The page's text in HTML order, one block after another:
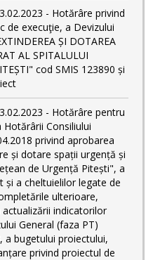
- Hotărâre privind
de execuţie, a Devizului
ȘI DOTAREA
AL SPITALULUI
cod SMIS 123890 și
- Hotărâre pentru
Consiliului
privind aprobarea
și dotare spații urgență și
de Urgență Pitești", a
și a cheltuielilor legate de
ulterioare,
indicatorilor
General (faza PT)
a bugetului proiectului,
privind proiectul de